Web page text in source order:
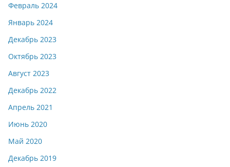
Февраль 2024
Январь 2024
Декабрь 2023
Октябрь 2023
Август 2023
Декабрь 2022
Апрель 2021
Июнь 2020
Май 2020
Декабрь 2019